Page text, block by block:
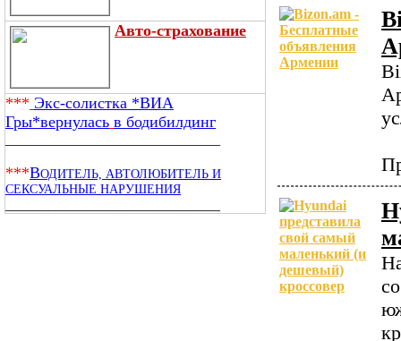
Авто-страхование
*** Экс-солистка *ВИА
Гры*вернулась в бодибилдинг
***ВОДИТЕЛЬ, АВТОЛЮБИТЕЛЬ И
СЕКСУАЛЬНЫЕ НАРУШЕНИЯ